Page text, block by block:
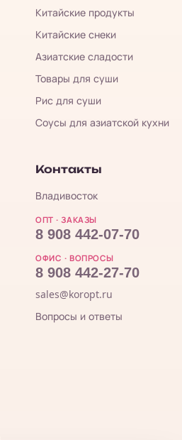
Китайские продукты
Китайские снеки
Азиатские сладости
Товары для суши
Рис для суши
Соусы для азиатской кухни
Контакты
Владивосток
ОПТ · ЗАКАЗЫ
8 908 442-07-70
ОФИС · ВОПРОСЫ
8 908 442-27-70
sales@koropt.ru
Вопросы и ответы